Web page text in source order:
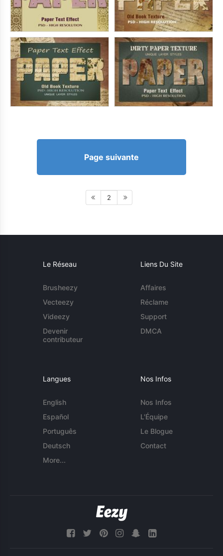
Page suivante
2
Le Réseau
Brusheezy
Vecteezy
Videezy
Devenir
contributeur
Liens Du Site
Affaires
Réclame
Support
DMCA
Langues
English
Español
Português
Deutsch
More...
Nos Infos
Nos Infos
L'Équipe
Le Blogue
Contact